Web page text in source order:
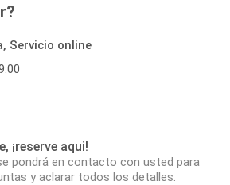
Servicio online
¡reserve aqui!
pondrá en contacto con usted para
y aclarar todos los detalles.